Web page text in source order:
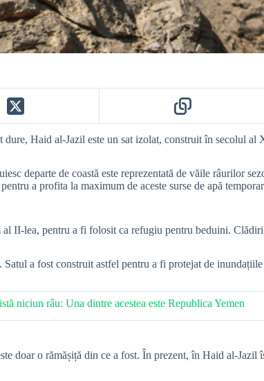
Haid al-Jazil este un sat izolat, construit în secolul al
departe de coastă este reprezentată de văile râurilor
a profita la maximum de aceste surse de apă
lea, pentru a fi folosit ca refugiu pentru beduini.
a fost construit astfel pentru a fi protejat de
niciun râu: Una dintre acestea este Republica Yemen
doar o rămășiță din ce a fost. În prezent, în Haid al-